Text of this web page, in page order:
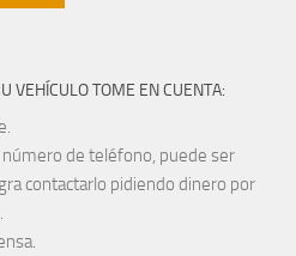
VEHÍCULO TOME EN CUENTA:
número de teléfono, puede ser
contactarlo pidiendo dinero por